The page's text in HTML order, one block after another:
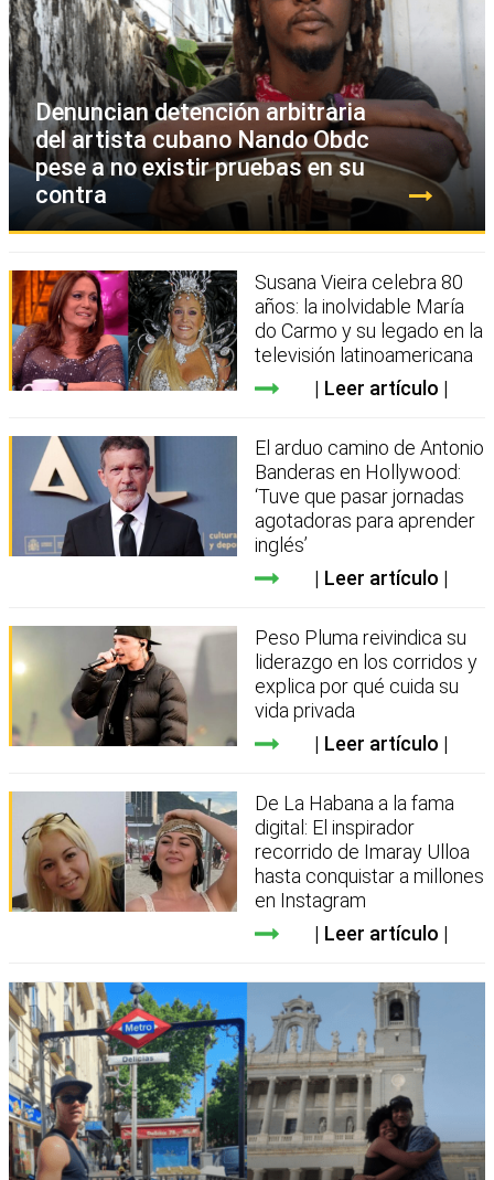
Denuncian detención arbitraria
del artista cubano Nando Obdc
pese a no existir pruebas en su
contra
Susana Vieira celebra 80
años: la inolvidable María
do Carmo y su legado en la
televisión latinoamericana
Leer artículo
El arduo camino de Antonio
Banderas en Hollywood:
‘Tuve que pasar jornadas
agotadoras para aprender
inglés’
Leer artículo
Peso Pluma reivindica su
liderazgo en los corridos y
explica por qué cuida su
vida privada
Leer artículo
De La Habana a la fama
digital: El inspirador
recorrido de Imaray Ulloa
hasta conquistar a millones
en Instagram
Leer artículo